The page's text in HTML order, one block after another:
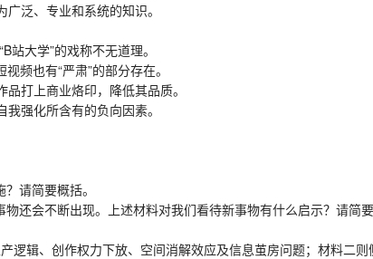
泛、专业和系统的知识。
大学”的戏称不无道理。
也有“严肃”的部分存在。
打上商业烙印，降低其品质。
强化所含有的负向因素。
请简要概括。
会不断出现。上述材料对我们看待新事物有什么启示？请简要
辑、创作权力下放、空间消解效应及信息茧房问题；材料二则